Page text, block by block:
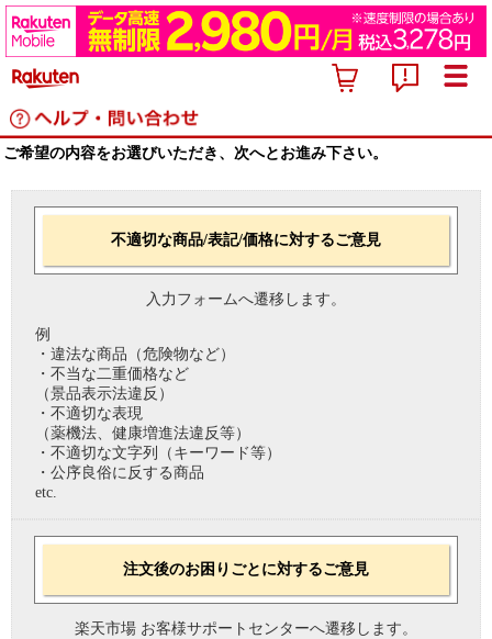
ご希望の内容をお選びいただき、次へとお進み下さい。
不適切な商品/表記/価格に対するご意見
入力フォームへ遷移します。
例
・違法な商品（危険物など）
・不当な二重価格など
（景品表示法違反）
・不適切な表現
（薬機法、健康増進法違反等）
・不適切な文字列（キーワード等）
・公序良俗に反する商品
etc.
注文後のお困りごとに対するご意見
楽天市場 お客様サポートセンターへ遷移します。